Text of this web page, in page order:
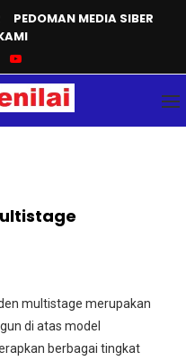
PEDOMAN MEDIA SIBER
multistage merupakan
di atas model
berbagai tingkat